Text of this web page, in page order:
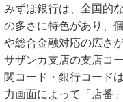
みずほ銀行は、全国的
の多さに特色があり、
や総合金融対応の広さ
サザンカ支店の支店コ
関コード・銀行コード
力画面によって「店番